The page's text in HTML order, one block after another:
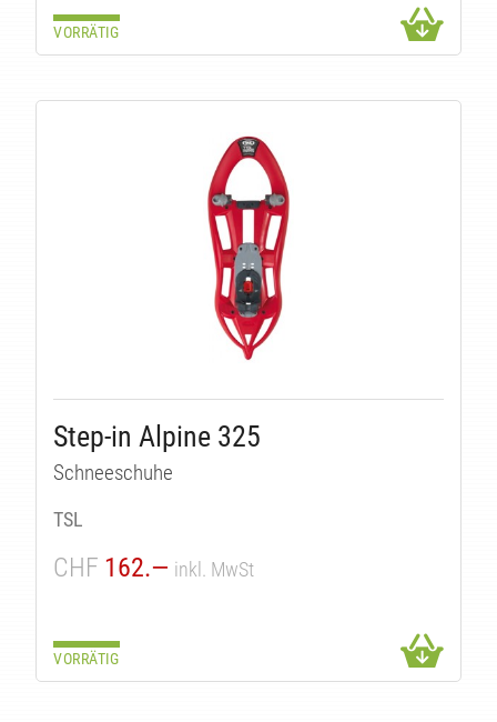
VORRÄTIG
Step-in Alpine 325
Schneeschuhe
TSL
CHF 162.— inkl. MwSt
VORRÄTIG